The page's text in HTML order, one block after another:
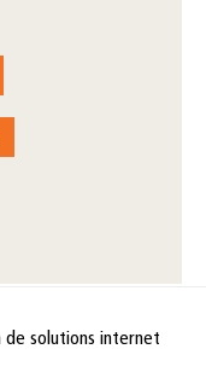
de solutions internet